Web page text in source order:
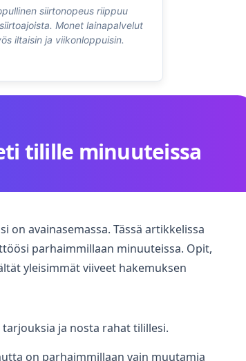
siirtonopeus riippuu
Monet lainapalvelut
iltaisin ja viikonloppuisin.
tilille minuuteissa
avainasemassa. Tässä artikkelissa
parhaimmillaan minuuteissa. Opit,
yleisimmät viiveet hakemuksen
ja nosta rahat tilillesi.
on parhaimmillaan vain muutamia